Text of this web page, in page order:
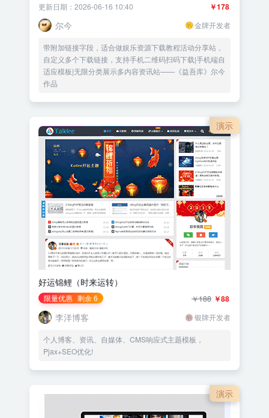
￥178
更新日期：2026-06-16 10:40
尔今 金牌开发者
带附加链接字段，适合做娱乐资源下载教程活动分享站，
自定义多个下载链接，支持手机二维码扫码下载|手机端自
适应模板|无限分类展示多内容资讯站——《益吾库》尔今
作品
演示
好运锦鲤（时来运转）
限量优惠 剩余 6 ￥88
￥188
李洋博客 银牌开发者
个人博客、资讯、自媒体、CMS响应式主题模板，
Pjax+SEO优化!
演示